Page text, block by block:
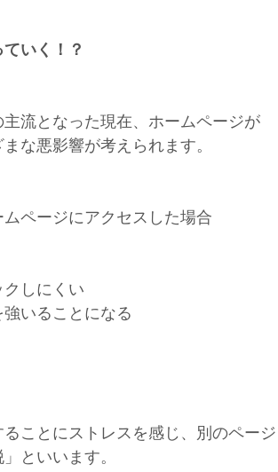
いく！？
流となった現在、ホームページが
な悪影響が考えられます。
ページにアクセスした場合
しにくい
いることになる
ことにストレスを感じ、別のページ
といいます。